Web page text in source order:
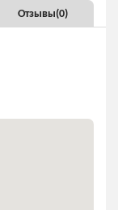
Отзывы(0)